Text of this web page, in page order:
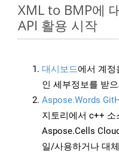
XML to BMP에
API 활용 시작
대시보드에서 계정
인 세부정보를 받
Aspose.Words
지토리에서 c++
Aspose.Cells
일/사용하거나 대